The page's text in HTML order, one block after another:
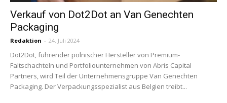
Verkauf von Dot2Dot an Van Genechten
Packaging
Redaktion - 24. Juli 2024
Dot2Dot, führender polnischer Hersteller von Premium-
Faltschachteln und Portfoliounternehmen von Abris Capital
Partners, wird Teil der Unternehmensgruppe Van Genechten
Packaging. Der Verpackungsspezialist aus Belgien treibt...